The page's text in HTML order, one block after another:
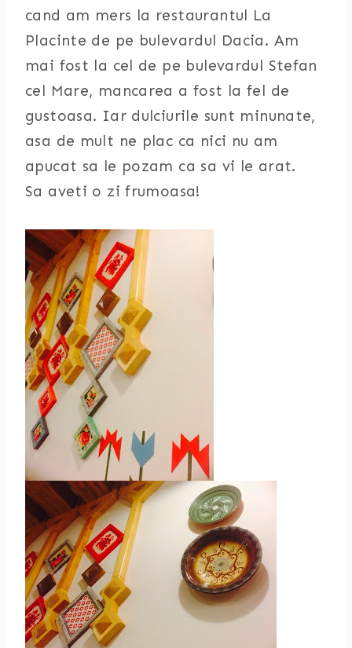
cand am mers la restaurantul La
Placinte de pe bulevardul Dacia. Am
mai fost la cel de pe bulevardul Stefan
cel Mare, mancarea a fost la fel de
gustoasa. Iar dulciurile sunt minunate,
asa de mult ne plac ca nici nu am
apucat sa le pozam ca sa vi le arat.
Sa aveti o zi frumoasa!